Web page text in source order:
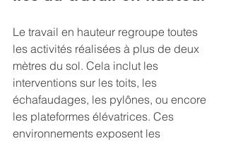
Le travail en hauteur regroupe toutes
les activités réalisées à plus de deux
mètres du sol. Cela inclut les
interventions sur les toits, les
échafaudages, les pylônes, ou encore
les plateformes élévatrices. Ces
environnements exposent les